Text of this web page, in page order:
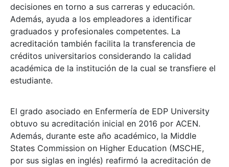
decisiones en torno a sus carreras y educación.
Además, ayuda a los empleadores a identificar
graduados y profesionales competentes. La
acreditación también facilita la transferencia de
créditos universitarios considerando la calidad
académica de la institución de la cual se transfiere el
estudiante.
El grado asociado en Enfermería de EDP University
obtuvo su acreditación inicial en 2016 por ACEN.
Además, durante este año académico, la Middle
States Commission on Higher Education (MSCHE,
por sus siglas en inglés) reafirmó la acreditación de